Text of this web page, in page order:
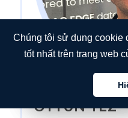
Chúng tôi sử dụng cookie
tốt nhất trên trang web
OYTUN TEZ
Tiếng việt
Tiếng việt
Tiếng việt